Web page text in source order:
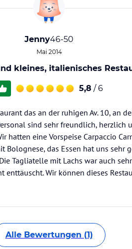
Jenny46-50
Mai 2014
kleines, italienisches
5,8 / 6
das an der ruhigen Av. 10, an
sind sehr freundlich, herzlich
hatten eine Vorspeise Carpaccio
das Essen hat uns sehr
Tagliatelle mit Lachs war auch
Wir können dieses
Alle Bewertungen (1)